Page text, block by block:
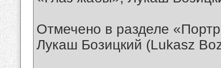
Отмечено в разделе
Лукаш Бозицкий (Lukasz